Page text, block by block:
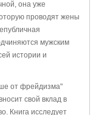
она уже
проводят жены
мужским
истории и
от фрейдизма"
свой вклад в
Книга исследует